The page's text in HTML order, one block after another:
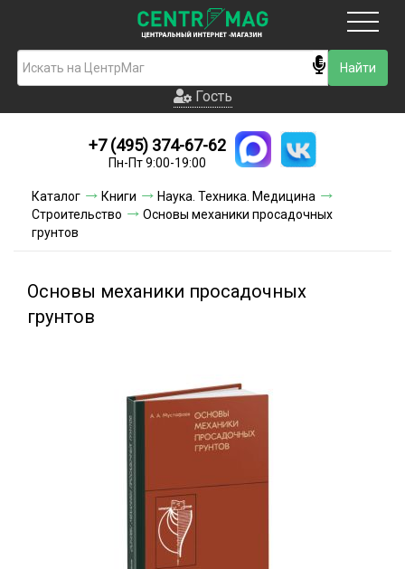
Гость
Новинки
Условия доставки
Гость
+7 (495) 374-67-62
Пн-Пт 9:00-19:00
Каталог Книги
Наука. Техника. Медицина
Строительство
Основы механики просадочных
грунтов
Основы механики просадочных
грунтов